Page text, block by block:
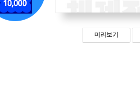
미리보기